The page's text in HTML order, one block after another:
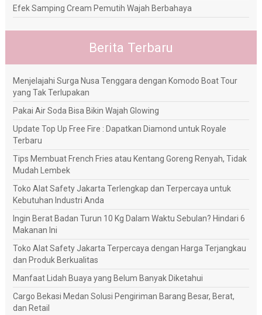
Efek Samping Cream Pemutih Wajah Berbahaya
Berita Terbaru
Menjelajahi Surga Nusa Tenggara dengan Komodo Boat Tour
yang Tak Terlupakan
Pakai Air Soda Bisa Bikin Wajah Glowing
Update Top Up Free Fire : Dapatkan Diamond untuk Royale
Terbaru
Tips Membuat French Fries atau Kentang Goreng Renyah, Tidak
Mudah Lembek
Toko Alat Safety Jakarta Terlengkap dan Terpercaya untuk
Kebutuhan Industri Anda
Ingin Berat Badan Turun 10 Kg Dalam Waktu Sebulan? Hindari 6
Makanan Ini
Toko Alat Safety Jakarta Terpercaya dengan Harga Terjangkau
dan Produk Berkualitas
Manfaat Lidah Buaya yang Belum Banyak Diketahui
Cargo Bekasi Medan Solusi Pengiriman Barang Besar, Berat,
dan Retail